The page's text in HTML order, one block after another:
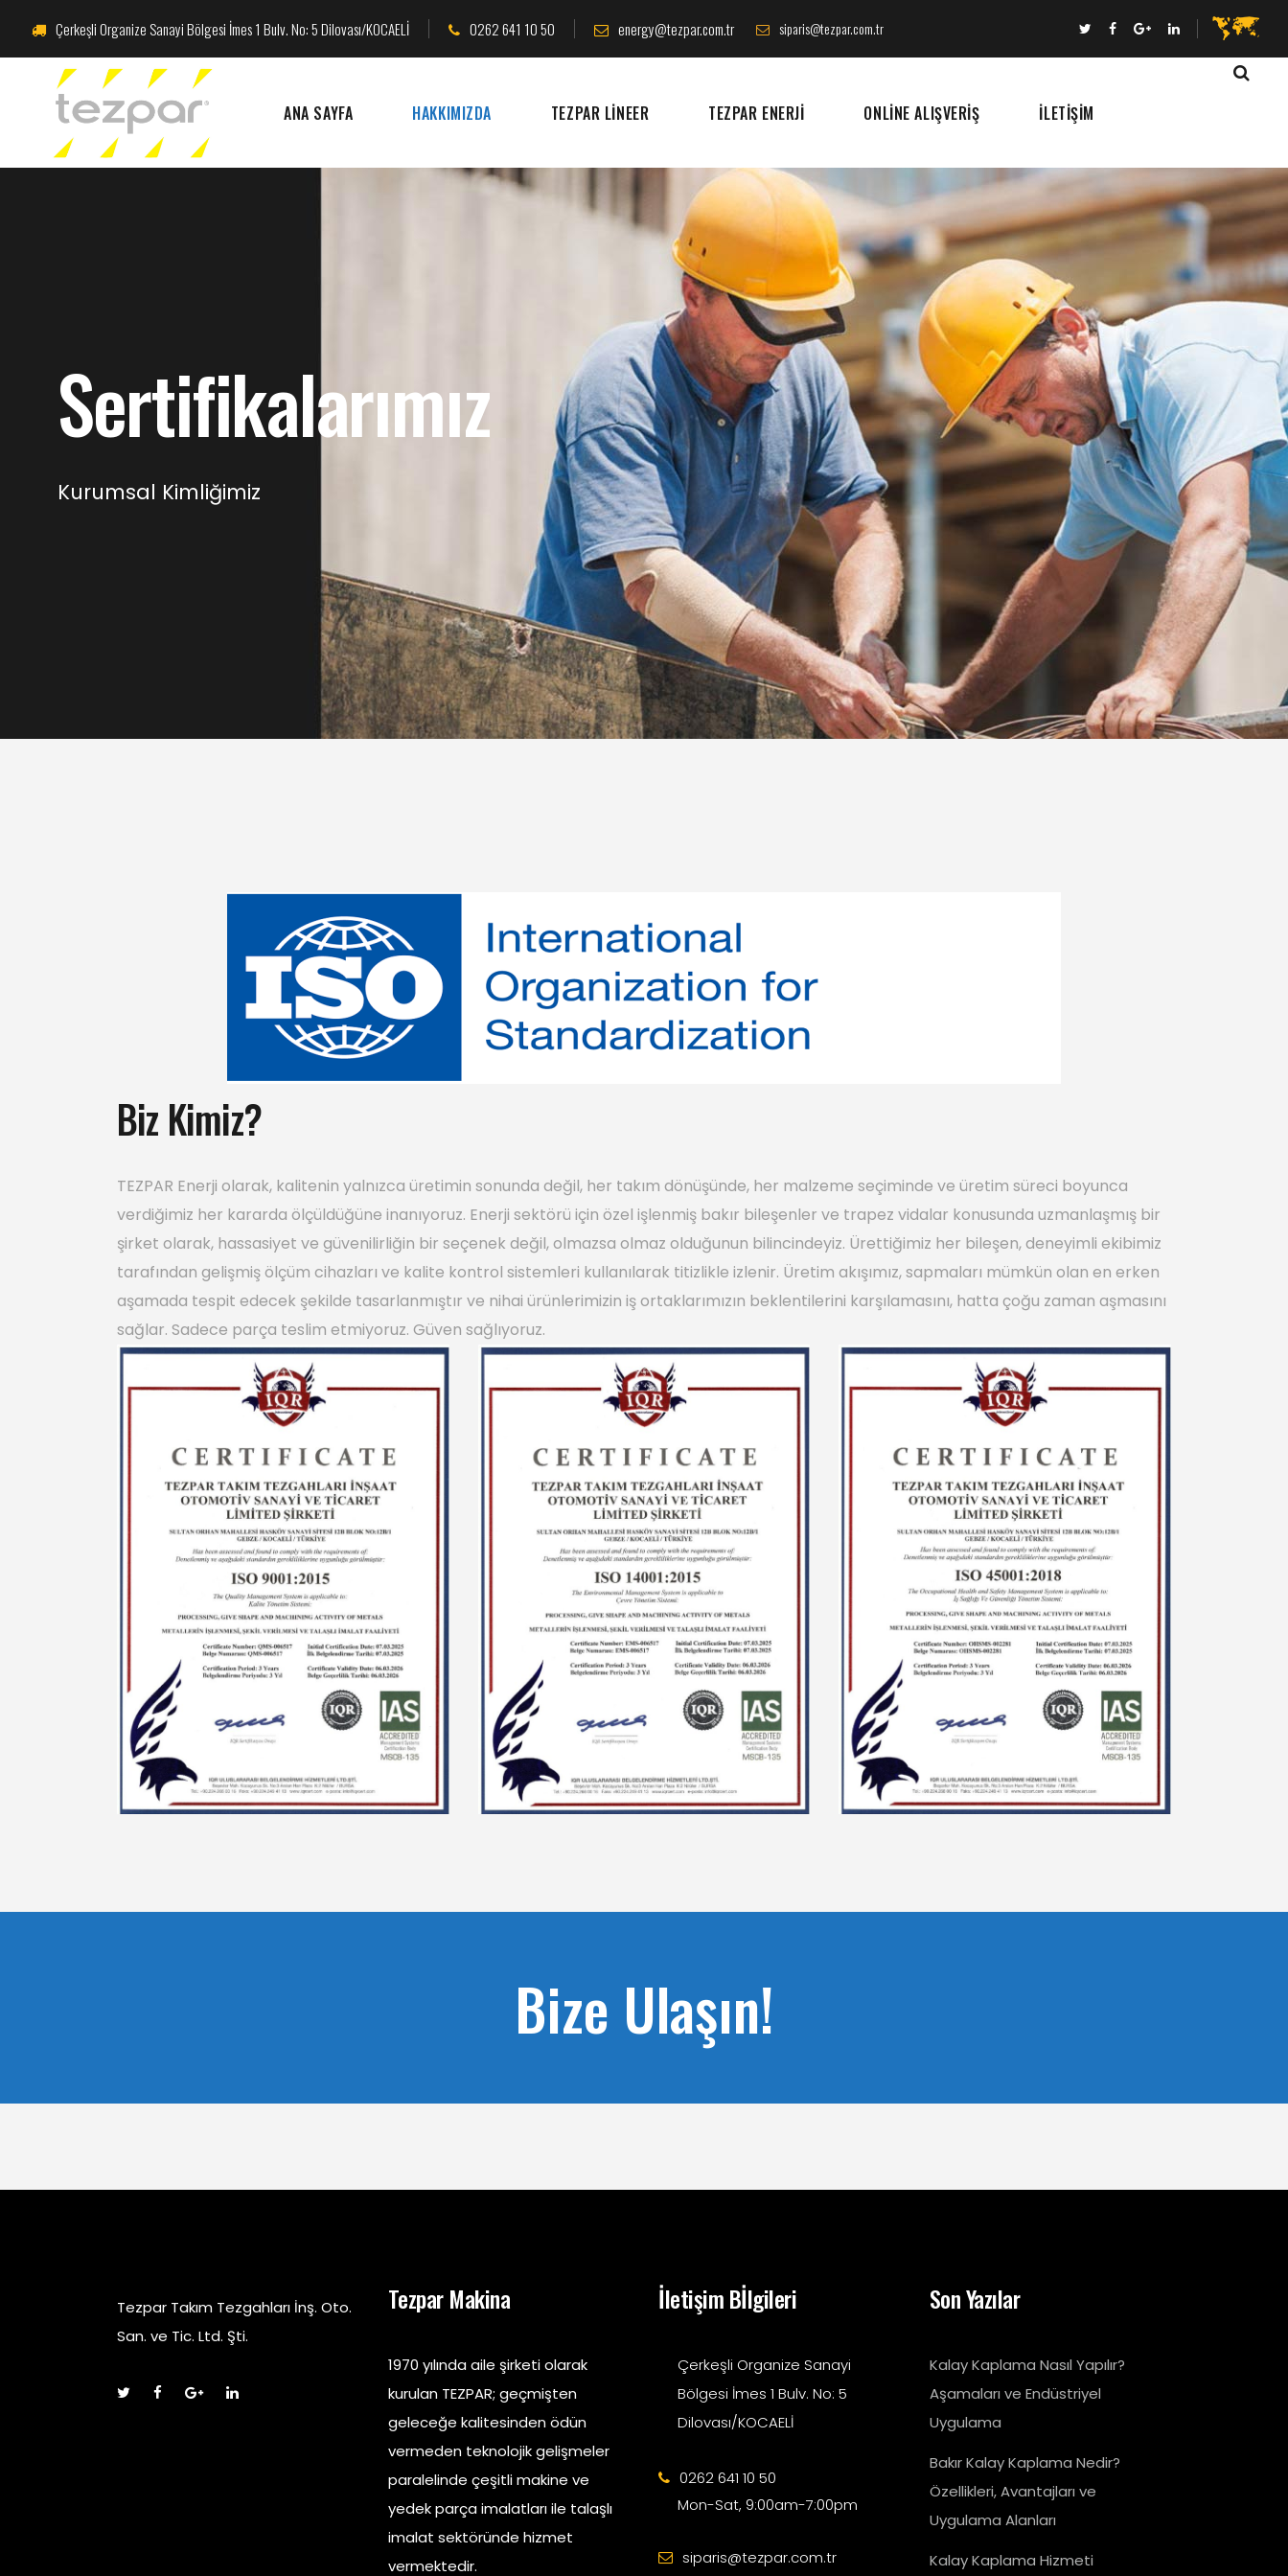
Çerkeşli Organize Sanayi Bölgesi İmes 1 Bulv. No: 5 Dilovası/KOCAELİ 0262 641 10 50 energy@tezpar.com.tr siparis@tezpar.com.tr
ANA SAYFA HAKKIMIZDA TEZPAR LINEER TEZPAR ENERJI ONLINE ALIŞVERIŞ İLETIŞIM
Sertifikalarımız
Kurumsal Kimliğimiz
Biz Kimiz?
TEZPAR Enerji olarak, kalitenin yalnızca üretimin sonunda değil, her takım dönüşünde, her malzeme seçiminde ve üretim süreci boyunca
verdiğimiz her kararda ölçüldüğüne inanıyoruz. Enerji sektörü için özel işlenmiş bakır bileşenler ve trapez vidalar konusunda uzmanlaşmış bir
şirket olarak, hassasiyet ve güvenilirliğin bir seçenek değil, olmazsa olmaz olduğunun bilincindeyiz. Ürettiğimiz her bileşen, deneyimli ekibimiz
tarafından gelişmiş ölçüm cihazları ve kalite kontrol sistemleri kullanılarak titizlikle izlenir. Üretim akışımız, sapmaları mümkün olan en erken
aşamada tespit edecek şekilde tasarlanmıştır ve nihai ürünlerimizin iş ortaklarımızın beklentilerini karşılamasını, hatta çoğu zaman aşmasını
sağlar. Sadece parça teslim etmiyoruz. Güven sağlıyoruz.
Bize Ulaşın!
Tezpar Takım Tezgahları İnş. Oto.
San. ve Tic. Ltd. Şti.
Tezpar Makina
1970 yılında aile şirketi olarak
kurulan TEZPAR; geçmişten
geleceğe kalitesinden ödün
vermeden teknolojik gelişmeler
paralelinde çeşitli makine ve
yedek parça imalatları ile talaşlı
imalat sektöründe hizmet
vermektedir.
İletişim Bİlgileri
Çerkeşli Organize Sanayi
Bölgesi İmes 1 Bulv. No: 5
Dilovası/KOCAELİ
0262 641 10 50
Mon-Sat, 9:00am-7:00pm
siparis@tezpar.com.tr
Son Yazılar
Kalay Kaplama Nasıl Yapılır?
Aşamaları ve Endüstriyel
Uygulama
Bakır Kalay Kaplama Nedir?
Özellikleri, Avantajları ve
Uygulama Alanları
Kalay Kaplama Hizmeti